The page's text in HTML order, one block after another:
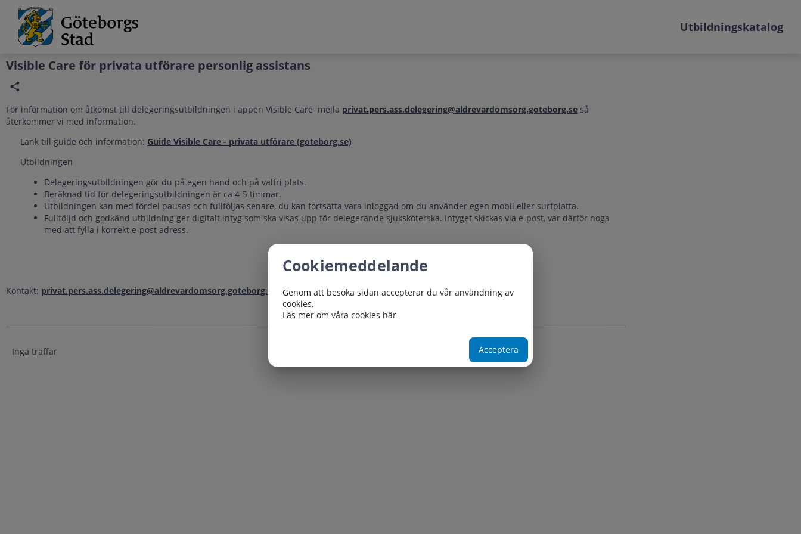
Grade
Portal
Utbildningskatalog
Visible Care för privata utförare personlig assistans
För information om åtkomst till delegeringsutbildningen i appen Visible Care mejla privat.pers.ass.delegering@aldrevardomsorg.goteborg.se så
återkommer vi med information.
Länk till guide och information: Guide Visible Care - privata utförare (goteborg.se)
Utbildningen
Delegeringsutbildningen gör du på egen hand och på valfri plats.
Beräknad tid för delegeringsutbildningen är ca 4-5 timmar.
Utbildningen kan med fördel pausas och fullföljas senare, du kan fortsätta vara inloggad om du använder egen mobil eller surfplatta.
Fullföljd och godkänd utbildning ger digitalt intyg som ska visas upp för delegerande sjuksköterska. Intyget skickas via e-post, var därför noga
med att fylla i korrekt e-post adress.
Kontakt: privat.pers.ass.delegering@aldrevardomsorg.goteborg.se
Inga träffar
Cookiemeddelande
Genom att besöka sidan accepterar du vår användning av
cookies.
Läs mer om våra cookies här
Acceptera